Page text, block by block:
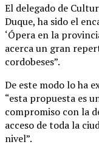
El delegado de
Duque, ha sido el
‘Ópera en la
acerca un gran
cordobeses”.
De este modo lo ha
“esta propuesta es
compromiso con la
acceso de toda la
nivel”.